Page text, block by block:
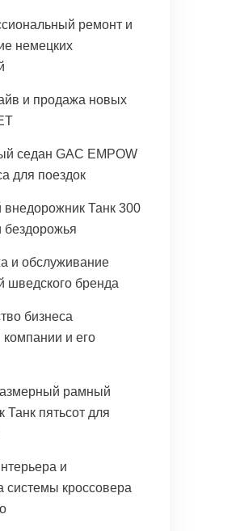
ремонт и
немецких
и продажа новых
седан GAC EMPOW
для поездок
Танк 300
бездорожья
и обслуживание
шведского бренда
бизнеса
компании и его
рамный
Танк пятьсот для
и
системы кроссовера